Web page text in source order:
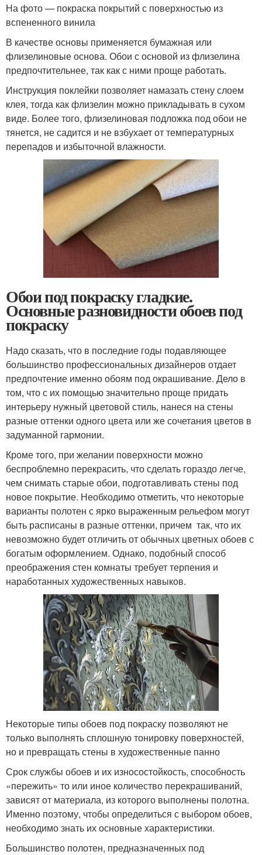
На фото — покраска покрытий с поверхностью из
вспененного винила
В качестве основы применяется бумажная или
флизелиновые основа. Обои с основой из флизелина
предпочтительнее, так как с ними проще работать.
Инструкция поклейки позволяет намазать стену слоем
клея, тогда как флизелин можно прикладывать в сухом
виде. Более того, флизелиновая подложка под обои не
тянется, не садится и не взбухает от температурных
перепадов и избыточной влажности.
Обои под покраску гладкие.
Основные разновидности обоев под
покраску
Надо сказать, что в последние годы подавляющее
большинство профессиональных дизайнеров отдает
предпочтение именно обоям под окрашивание. Дело в
том, что с их помощью значительно проще придать
интерьеру нужный цветовой стиль, нанеся на стены
разные оттенки одного цвета или же сочетания цветов в
задуманной гармонии.
Кроме того, при желании поверхности можно
беспроблемно перекрасить, что сделать гораздо легче,
чем снимать старые обои, подготавливать стены под
новое покрытие. Необходимо отметить, что некоторые
варианты полотен с ярко выраженным рельефом могут
быть расписаны в разные оттенки, причем так, что их
невозможно будет отличить от обычных цветных обоев с
богатым оформлением. Однако, подобный способ
преображения стен комнаты требует терпения и
наработанных художественных навыков.
Некоторые типы обоев под покраску позволяют не
только выполнять сплошную тонировку поверхностей,
но и превращать стены в художественные панно
Срок службы обоев и их износостойкость, способность
«пережить» то или иное количество перекрашиваний,
зависят от материала, из которого выполнены полотна.
Именно поэтому, чтобы определиться с выбором обоев,
необходимо знать их основные характеристики.
Большинство полотен, предназначенных под